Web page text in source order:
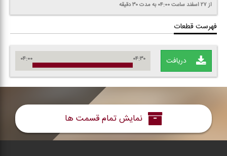
از ۲۷ اسفند ساعت ۰۴:۰۰ به مدت ۳۰ دقیقه
فهرست قطعات
دریافت ۰۴:۰۰ ۰۴:۳۰
نمایش تمام قسمت ها